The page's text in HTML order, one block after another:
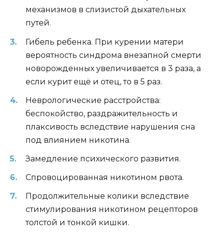
механизмов в слизистой дыхательных
путей.
Гибель ребенка. При курении матери
вероятность синдрома внезапной смерти
новорожденных увеличивается в 3 раза, а
если курит ещё и отец, то в 5 раз.
Неврологические расстройства:
беспокойство, раздражительность и
плаксивость вследствие нарушения сна
под влиянием никотина.
Замедление психического развития.
Спровоцированная никотином рвота.
Продолжительные колики вследствие
стимулирования никотином рецепторов
толстой и тонкой кишки.